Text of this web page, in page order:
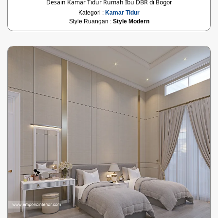
Desain Kamar Tidur Rumah Ibu DBR di Bogor
Kategori : Kamar Tidur
Style Ruangan : Style Modern